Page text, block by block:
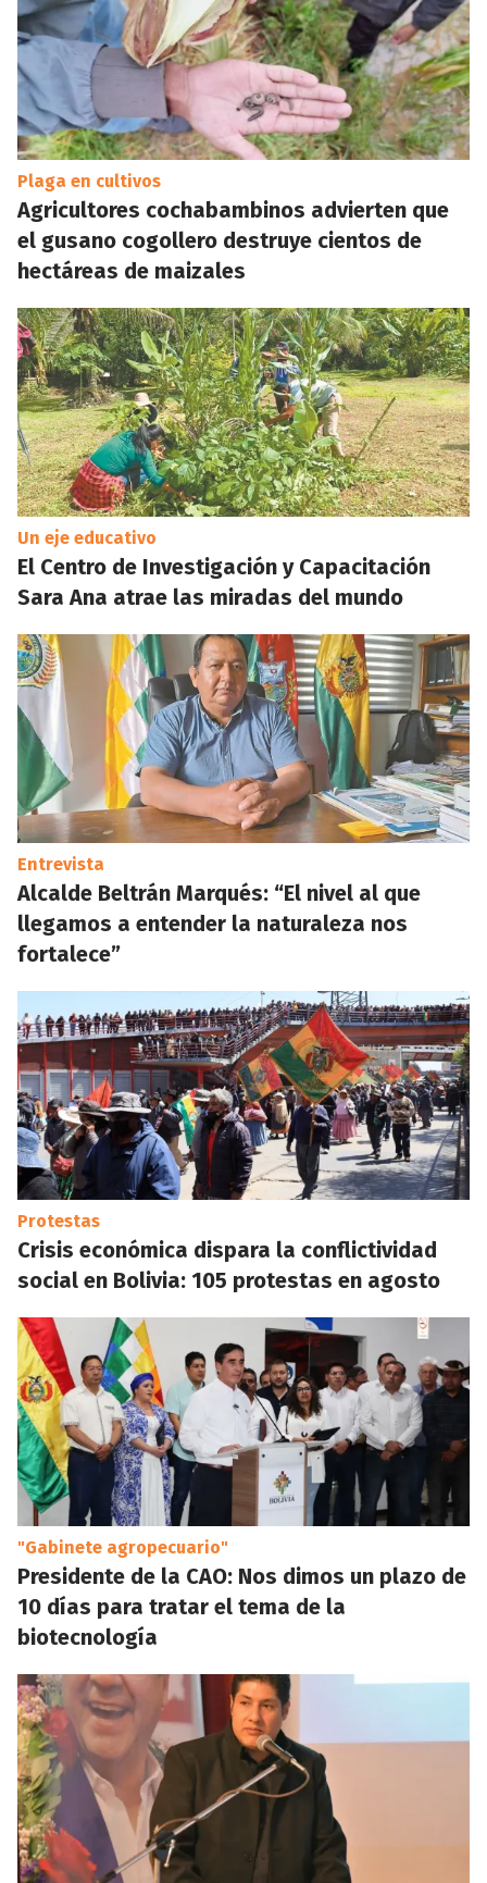
Plaga en cultivos
Agricultores cochabambinos advierten que
el gusano cogollero destruye cientos de
hectáreas de maizales
Un eje educativo
El Centro de Investigación y Capacitación
Sara Ana atrae las miradas del mundo
Entrevista
Alcalde Beltrán Marqués: “El nivel al que
llegamos a entender la naturaleza nos
fortalece”
Protestas
Crisis económica dispara la conflictividad
social en Bolivia: 105 protestas en agosto
"Gabinete agropecuario"
Presidente de la CAO: Nos dimos un plazo de
10 días para tratar el tema de la
biotecnología